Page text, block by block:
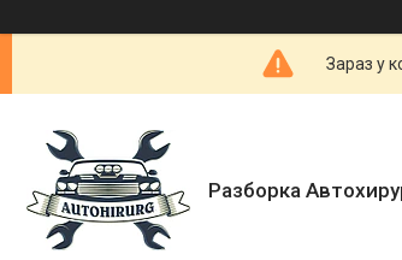
Зараз у
Разборка